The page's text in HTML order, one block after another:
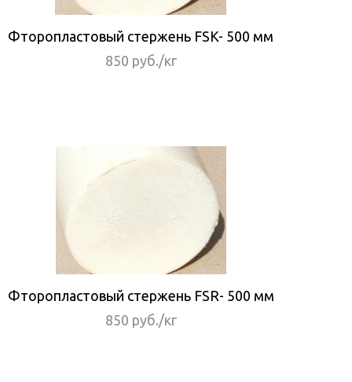
Фторопластовый стержень FSK- 500 мм
850 руб./кг
Фторопластовый стержень FSR- 500 мм
850 руб./кг